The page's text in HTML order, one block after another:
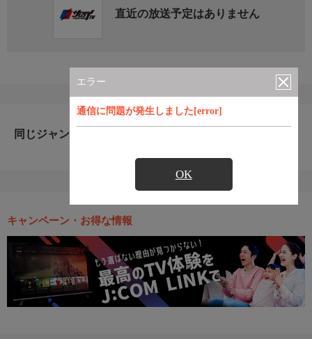
エラー
通信に問題が発生しました[error]
OK
直近の放送予定はありません
同じジャンルのおすすめ番組
キャンペーン・お得な情報